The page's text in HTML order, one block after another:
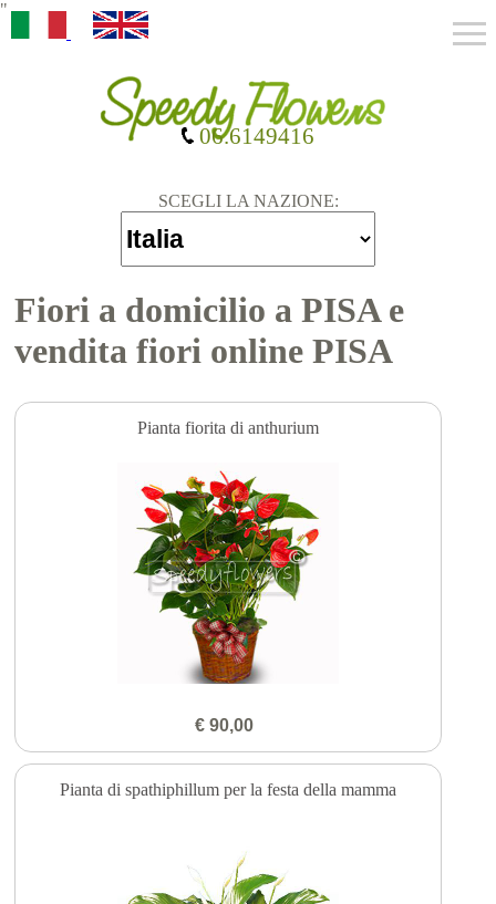
"
SCEGLI LA NAZIONE:
06.6149416
Fiori a domicilio a PISA e
vendita fiori online PISA
Pianta fiorita di anthurium
€ 90,00
Pianta di spathiphillum per la festa della mamma